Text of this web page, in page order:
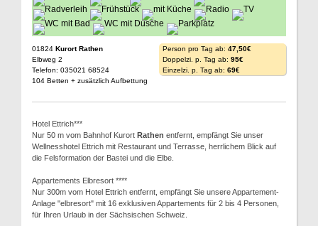
01824 Kurort Rathen
Elbweg 2
Telefon: 035021 68524
104 Betten + zusätzlich Aufbettung
Person pro Tag ab: 47,50€
Doppelzi. p. Tag ab: 95€
Einzelzi. p. Tag ab: 69€
Hotel Ettrich***
Nur 50 m vom Bahnhof Kurort Rathen entfernt, empfängt Sie unser
Wellnesshotel Ettrich mit Restaurant und Terrasse, herrlichem Blick auf
die Felsformation der Bastei und die Elbe.
Appartements Elbresort ****
Nur 300m vom Hotel Ettrich entfernt, empfängt Sie unsere Appartement-
Anlage "elbresort" mit 16 exklusiven Appartements für 2 bis 4 Personen,
für Ihren Urlaub in der Sächsischen Schweiz.